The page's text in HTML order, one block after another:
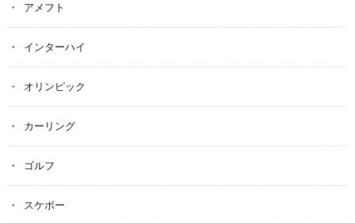
アメフト
インターハイ
オリンピック
カーリング
ゴルフ
スケボー